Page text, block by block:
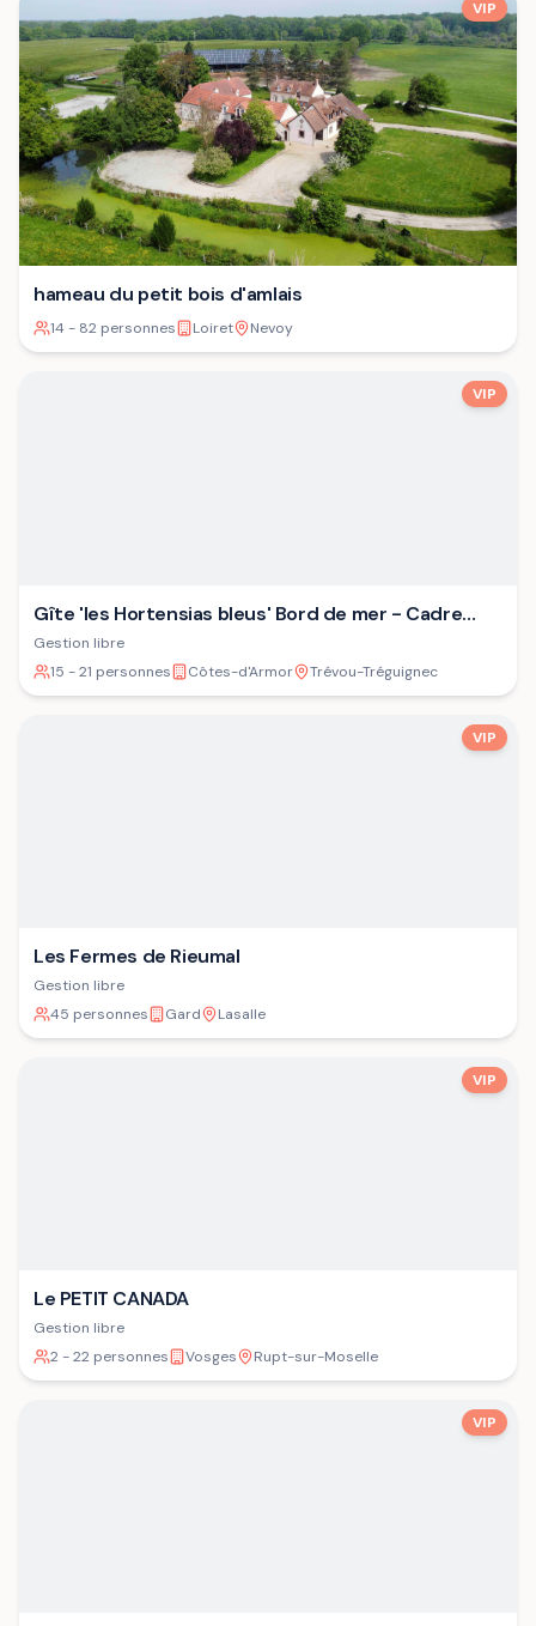
VIP
hameau du petit bois d'amlais
14 - 82 personnes Loiret Nevoy
VIP
Gîte 'les Hortensias bleus' Bord de mer - Cadre
verdoyant - Plage
Gestion libre
15 - 21 personnes
Côtes-d'Armor Trévou-Tréguignec
VIP
Les Fermes de Rieumal
Gestion libre
45 personnes
Gard Lasalle
VIP
Le PETIT CANADA
Gestion libre
2 - 22 personnes
Vosges Rupt-sur-Moselle
VIP